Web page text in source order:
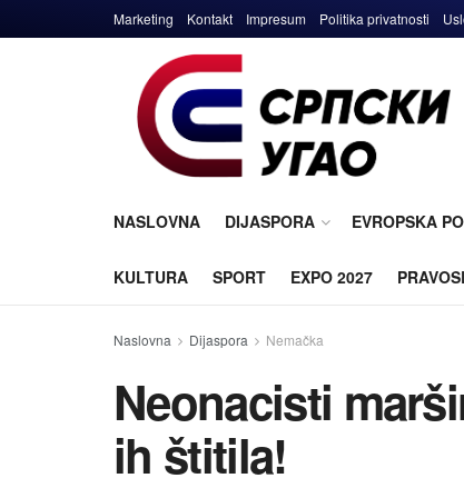
Marketing Kontakt Impresum Politika privatnosti
NASLOVNA DIJASPORA EVROPSKA
KULTURA SPORT EXPO 2027
Naslovna Dijaspora Nemačka
Neonacisti
ih štitila!